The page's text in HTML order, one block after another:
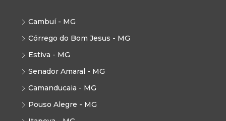
Cambuí - MG
Córrego do Bom Jesus - MG
Estiva - MG
Senador Amaral - MG
Camanducaia - MG
Pouso Alegre - MG